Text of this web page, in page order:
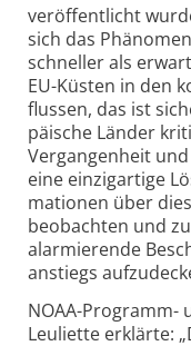
veröffentlicht
sich das
schneller als
EU-Küsten in den
flussen, das ist
päische Länder
Vergangenheit
eine einzigartige
mationen über
beobachten und
alarmierende
anstiegs
NOAA-Programm-
Leuliette erklärte: